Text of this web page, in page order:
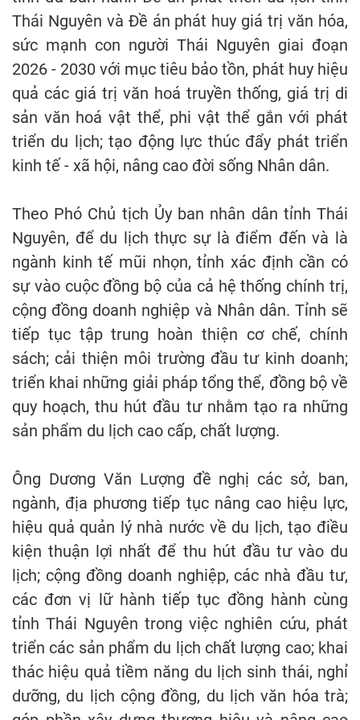
Thái Nguyên và Đề án phát huy giá trị văn hóa,
sức mạnh con người Thái Nguyên giai đoạn
2026 - 2030 với mục tiêu bảo tồn, phát huy hiệu
quả các giá trị văn hoá truyền thống, giá trị di
sản văn hoá vật thể, phi vật thể gắn với phát
triển du lịch; tạo động lực thúc đẩy phát triển
kinh tế - xã hội, nâng cao đời sống Nhân dân.
Theo Phó Chủ tịch Ủy ban nhân dân tỉnh Thái
Nguyên, để du lịch thực sự là điểm đến và là
ngành kinh tế mũi nhọn, tỉnh xác định cần có
sự vào cuộc đồng bộ của cả hệ thống chính trị,
cộng đồng doanh nghiệp và Nhân dân. Tỉnh sẽ
tiếp tục tập trung hoàn thiện cơ chế, chính
sách; cải thiện môi trường đầu tư kinh doanh;
triển khai những giải pháp tổng thể, đồng bộ về
quy hoạch, thu hút đầu tư nhằm tạo ra những
sản phẩm du lịch cao cấp, chất lượng.
Ông Dương Văn Lượng đề nghị các sở, ban,
ngành, địa phương tiếp tục nâng cao hiệu lực,
hiệu quả quản lý nhà nước về du lịch, tạo điều
kiện thuận lợi nhất để thu hút đầu tư vào du
lịch; cộng đồng doanh nghiệp, các nhà đầu tư,
các đơn vị lữ hành tiếp tục đồng hành cùng
tỉnh Thái Nguyên trong việc nghiên cứu, phát
triển các sản phẩm du lịch chất lượng cao; khai
thác hiệu quả tiềm năng du lịch sinh thái, nghỉ
dưỡng, du lịch cộng đồng, du lịch văn hóa trà;